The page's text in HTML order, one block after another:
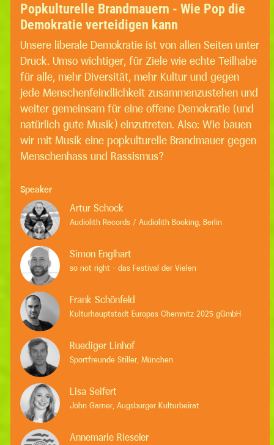
Popkulturelle Brandmauern - Wie Pop die
Demokratie verteidigen kann
Unsere liberale Demokratie ist von allen Seiten unter
Druck. Umso wichtiger, für Ziele wie echte Teilhabe
für alle, mehr Diversität, mehr Kultur und gegen
jede Menschenfeindlichkeit zusammenzustehen und
weiter gemeinsam für eine offene Demokratie (und
natürlich gute Musik) einzutreten. Also: Wie bauen
wir mit Musik eine popkulturelle Brandmauer gegen
Menschenhass und Rassismus?
Speaker
Artur Schock
Audiolith Records / Audiolith Booking, Berlin
Simon Englhart
so not right - das Festival der Vielen
Frank Schönfeld
Kulturhauptstadt Europas Chemnitz 2025 gGmbH
Ruediger Linhof
Sportfreunde Stiller, München
Lisa Seifert
John Garner, Augsburger Kulturbeirat
Annemarie Rieseler